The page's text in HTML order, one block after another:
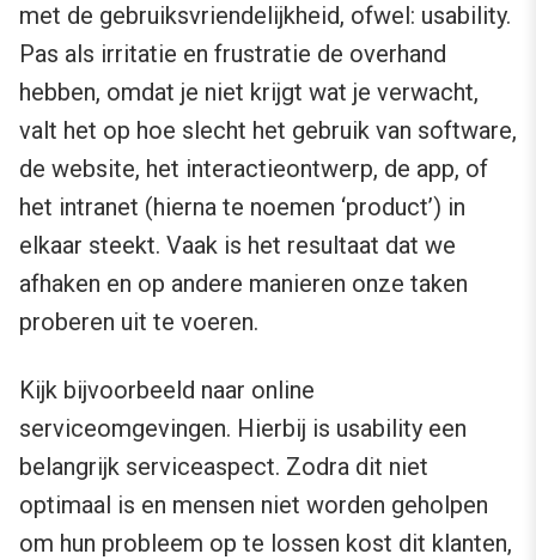
met de gebruiksvriendelijkheid, ofwel: usability.
Pas als irritatie en frustratie de overhand
hebben, omdat je niet krijgt wat je verwacht,
valt het op hoe slecht het gebruik van software,
de website, het interactieontwerp, de app, of
het intranet (hierna te noemen ‘product’) in
elkaar steekt. Vaak is het resultaat dat we
afhaken en op andere manieren onze taken
proberen uit te voeren.
Kijk bijvoorbeeld naar online
serviceomgevingen. Hierbij is usability een
belangrijk serviceaspect. Zodra dit niet
optimaal is en mensen niet worden geholpen
om hun probleem op te lossen kost dit klanten,